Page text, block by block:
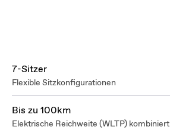
7-Sitzer
Flexible Sitzkonfigurationen
Bis zu 100km
Elektrische Reichweite (WLTP) kombiniert